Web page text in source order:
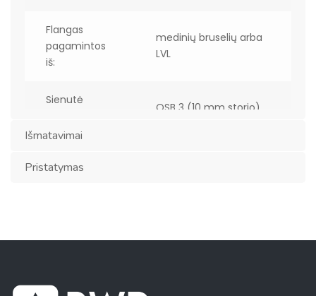
Flangas
pagamintos
iš:
medinių bruselių arba
LVL
Sienutė
OSB 3 (10 mm storio)
Išmatavimai
Pristatymas